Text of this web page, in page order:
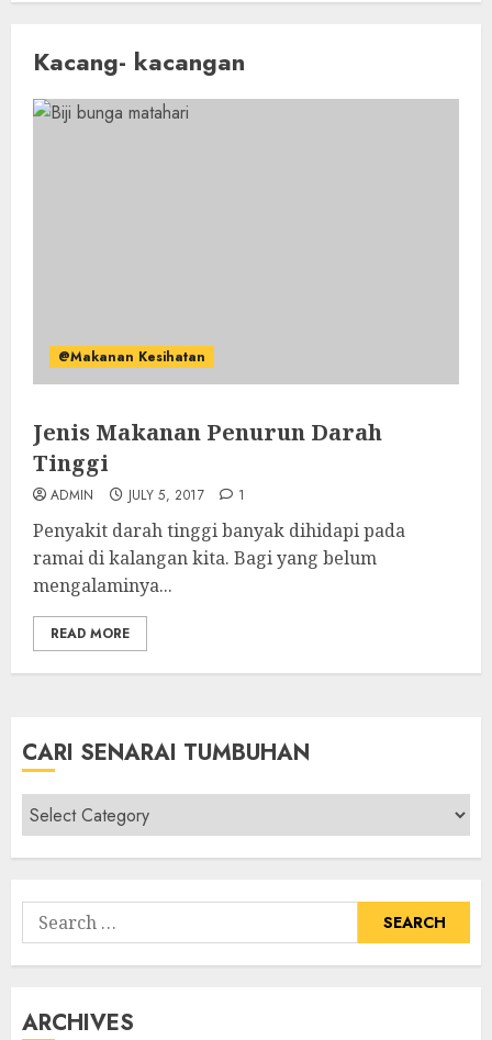
Kacang- kacangan
@Makanan Kesihatan
Jenis Makanan Penurun Darah
Tinggi
ADMIN JULY 5, 2017 1
Penyakit darah tinggi banyak dihidapi pada
ramai di kalangan kita. Bagi yang belum
mengalaminya...
READ MORE
CARI SENARAI TUMBUHAN
Cari
Senarai
Tumbuhan
Search
for:
ARCHIVES